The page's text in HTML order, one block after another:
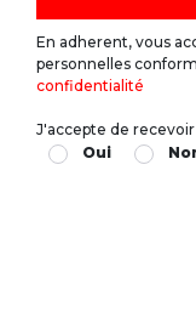
En adherent, vous
personnelles
confidentialité
J'accepte de
Oui